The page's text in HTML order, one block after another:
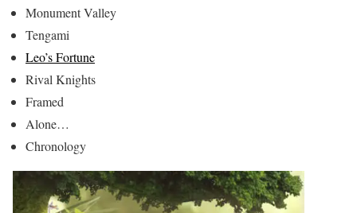
Monument Valley
Tengami
Leo’s Fortune
Rival Knights
Framed
Alone…
Chronology